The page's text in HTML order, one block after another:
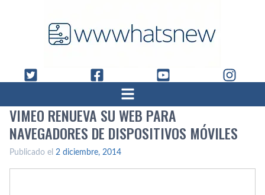
VIMEO RENUEVA SU WEB PARA
NAVEGADORES DE DISPOSITIVOS MÓVILES
Publicado el 2 diciembre, 2014